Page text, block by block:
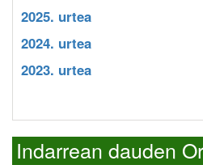
2025. urtea
2024. urtea
2023. urtea
Indarrean dauden